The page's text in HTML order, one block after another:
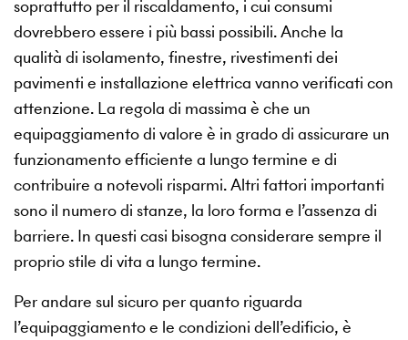
soprattutto per il riscaldamento, i cui consumi
dovrebbero essere i più bassi possibili. Anche la
qualità di isolamento, finestre, rivestimenti dei
pavimenti e installazione elettrica vanno verificati con
attenzione. La regola di massima è che un
equipaggiamento di valore è in grado di assicurare un
funzionamento efficiente a lungo termine e di
contribuire a notevoli risparmi. Altri fattori importanti
sono il numero di stanze, la loro forma e l’assenza di
barriere. In questi casi bisogna considerare sempre il
proprio stile di vita a lungo termine.
Per andare sul sicuro per quanto riguarda
l’equipaggiamento e le condizioni dell’edificio, è